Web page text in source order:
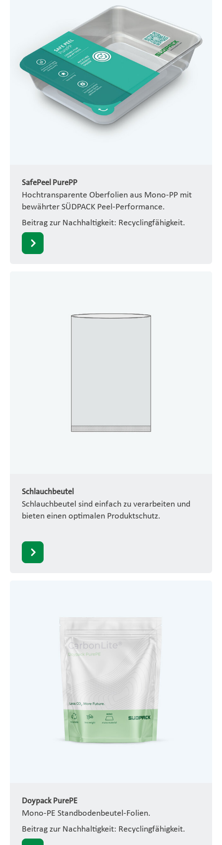
SafePeel PurePP
Hochtransparente Oberfolien aus Mono-PP mit
bewährter SÜDPACK Peel-Performance.
Beitrag zur Nachhaltigkeit: Recyclingfähigkeit.
Schlauchbeutel
Schlauchbeutel sind einfach zu verarbeiten und
bieten einen optimalen Produktschutz.
Doypack PurePE
Mono-PE Standbodenbeutel-Folien.
Beitrag zur Nachhaltigkeit: Recyclingfähigkeit.